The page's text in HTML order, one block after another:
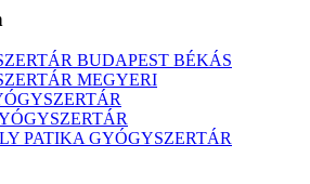
BUDAPEST BÉKÁS
MEGYERI
PATIKA GYÓGYSZERTÁR